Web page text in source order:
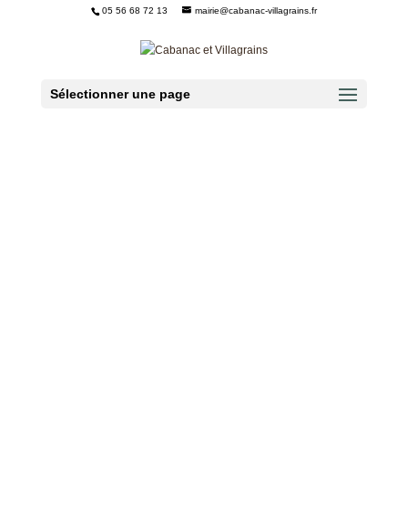
05 56 68 72 13 mairie@cabanac-villagrains.fr
Sélectionner une page